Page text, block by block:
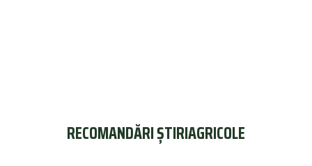
RECOMANDĂRI ȘTIRIAGRICOLE